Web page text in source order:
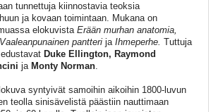
tunnettuja kiinnostavia teoksia
ja kovaan toimintaan. Mukana on
elokuvista Erään murhan anatomia,
pantteri ja Ihmeperhe. Tuttuja
Duke Ellington, Raymond
ja Monty Norman.
syntyivät samoihin aikoihin 1800-luvun
teolla sinisävelistä päästiin nauttimaan